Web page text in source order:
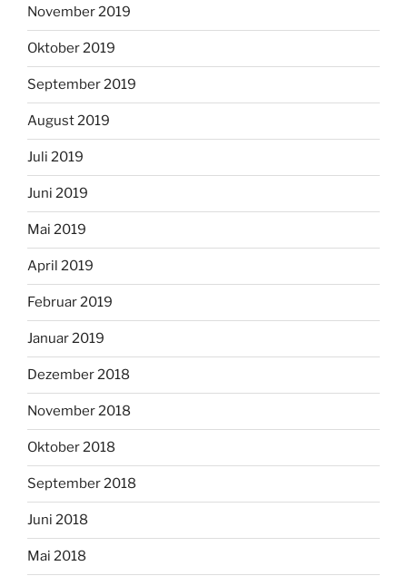
November 2019
Oktober 2019
September 2019
August 2019
Juli 2019
Juni 2019
Mai 2019
April 2019
Februar 2019
Januar 2019
Dezember 2018
November 2018
Oktober 2018
September 2018
Juni 2018
Mai 2018